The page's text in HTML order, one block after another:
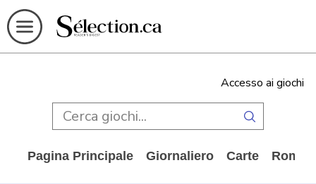
Accesso ai giochi
Pagina Principale Giornaliero Carte